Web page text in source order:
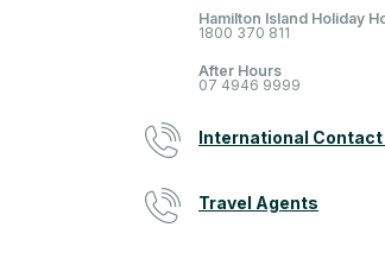
Hamilton Island Holiday
1800 370 811
After Hours
07 4946 9999
International
Travel Agents